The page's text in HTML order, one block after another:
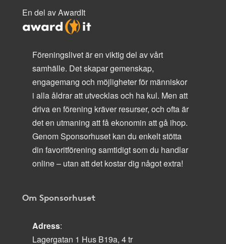
En del av AwardIt
Föreningslivet är en viktig del av vårt
samhälle. Det skapar gemenskap,
engagemang och möjligheter för människor
i alla åldrar att utvecklas och ha kul. Men att
driva en förening kräver resurser, och ofta är
det en utmaning att få ekonomin att gå ihop.
Genom Sponsorhuset kan du enkelt stötta
din favoritförening samtidigt som du handlar
online – utan att det kostar dig något extra!
Om Sponsorhuset
Adress:
Lagergatan 1 Hus B19a, 4 tr